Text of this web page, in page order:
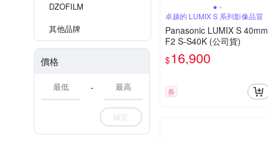
DZOFILM
其他品牌
價格
-
確定
卓越的 LUMIX S 系列影像品質
Panasonic LUMIX S 40mm
F2 S-S40K (公司貨)
$16,900
券